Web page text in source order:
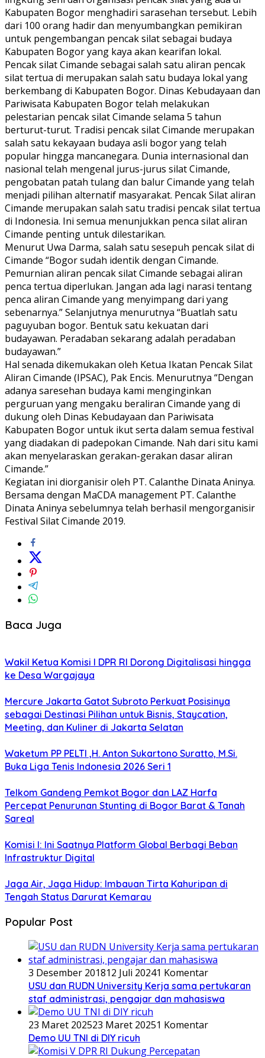
Kabupaten Bogor menghadiri sarasehan tersebut. Lebih
dari 100 orang hadir dan menyumbangkan pemikiran
untuk pengembangan pencak silat sebagai budaya
Kabupaten Bogor yang kaya akan kearifan lokal.
Pencak silat Cimande sebagai salah satu aliran pencak
silat tertua di merupakan salah satu budaya lokal yang
berkembang di Kabupaten Bogor. Dinas Kebudayaan dan
Pariwisata Kabupaten Bogor telah melakukan
pelestarian pencak silat Cimande selama 5 tahun
berturut-turut. Tradisi pencak silat Cimande merupakan
salah satu kekayaan budaya asli bogor yang telah
popular hingga mancanegara. Dunia internasional dan
nasional telah mengenal jurus-jurus silat Cimande,
pengobatan patah tulang dan balur Cimande yang telah
menjadi pilihan alternatif masyarakat. Pencak Silat aliran
Cimande merupakan salah satu tradisi pencak silat tertua
di Indonesia. Ini semua menunjukkan penca silat aliran
Cimande penting untuk dilestarikan.
Menurut Uwa Darma, salah satu sesepuh pencak silat di
Cimande “Bogor sudah identik dengan Cimande.
Pemurnian aliran pencak silat Cimande sebagai aliran
penca tertua diperlukan. Jangan ada lagi narasi tentang
penca aliran Cimande yang menyimpang dari yang
sebenarnya.” Selanjutnya menurutnya “Buatlah satu
paguyuban bogor. Bentuk satu kekuatan dari
budayawan. Peradaban sekarang adalah peradaban
budayawan.”
Hal senada dikemukakan oleh Ketua Ikatan Pencak Silat
Aliran Cimande (IPSAC), Pak Encis. Menurutnya “Dengan
adanya saresehan budaya kami menginginkan
perguruan yang mengaku beraliran Cimande yang di
dukung oleh Dinas Kebudayaan dan Pariwisata
Kabupaten Bogor untuk ikut serta dalam semua festival
yang diadakan di padepokan Cimande. Nah dari situ kami
akan menyelaraskan gerakan-gerakan dasar aliran
Cimande.”
Kegiatan ini diorganisir oleh PT. Calanthe Dinata Aninya.
Bersama dengan MaCDA management PT. Calanthe
Dinata Aninya sebelumnya telah berhasil mengorganisir
Festival Silat Cimande 2019.
Baca Juga
Wakil Ketua Komisi I DPR RI Dorong Digitalisasi hingga
ke Desa Wargajaya
Mercure Jakarta Gatot Subroto Perkuat Posisinya
sebagai Destinasi Pilihan untuk Bisnis, Staycation,
Meeting, dan Kuliner di Jakarta Selatan
Waketum PP PELTI ,H. Anton Sukartono Suratto, M.Si.
Buka Liga Tenis Indonesia 2026 Seri 1
Telkom Gandeng Pemkot Bogor dan LAZ Harfa
Percepat Penurunan Stunting di Bogor Barat & Tanah
Sareal
Komisi I: Ini Saatnya Platform Global Berbagi Beban
Infrastruktur Digital
Jaga Air, Jaga Hidup: Imbauan Tirta Kahuripan di
Tengah Status Darurat Kemarau
Popular Post
3 Desember 201812 Juli 20241 Komentar
USU dan RUDN University Kerja sama pertukaran
staf administrasi, pengajar dan mahasiswa
23 Maret 202523 Maret 20251 Komentar
Demo UU TNI di DIY ricuh